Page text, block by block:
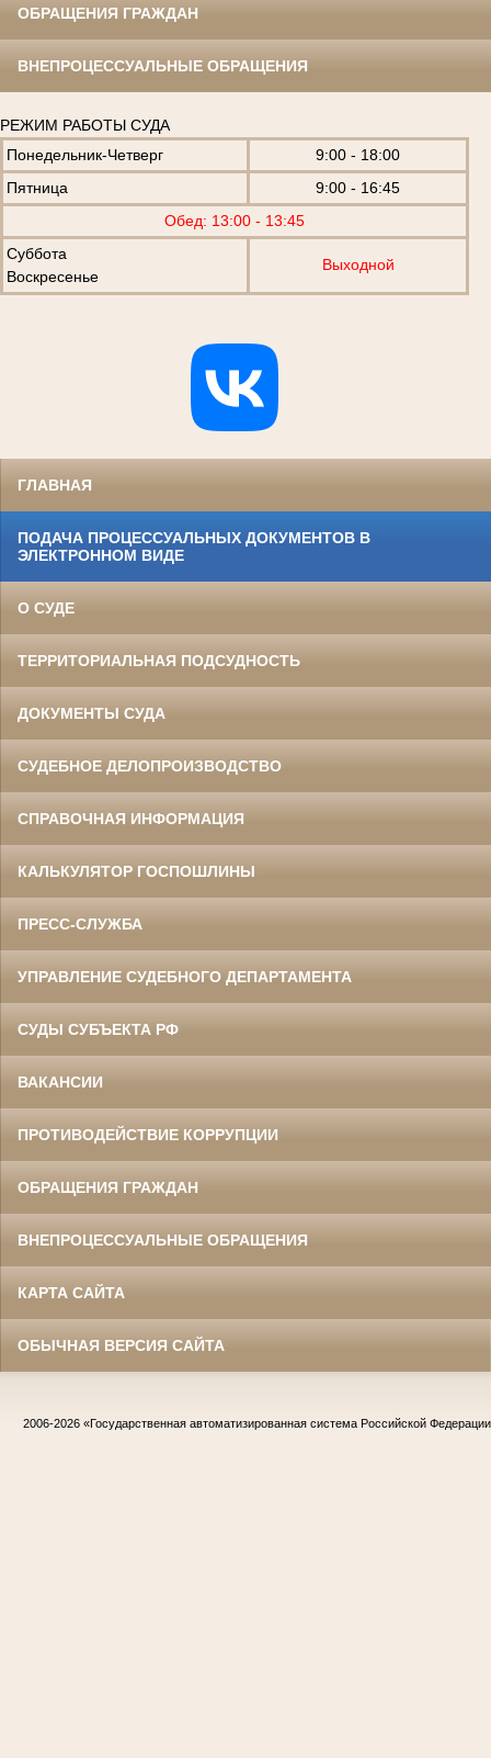
ОБРАЩЕНИЯ ГРАЖДАН
ВНЕПРОЦЕССУАЛЬНЫЕ ОБРАЩЕНИЯ
РЕЖИМ РАБОТЫ СУДА
Понедельник-Четверг
9:00 - 18:00
Пятница
9:00 - 16:45
Обед: 13:00 - 13:45
Суббота
Воскресенье
Выходной
ГЛАВНАЯ
ПОДАЧА ПРОЦЕССУАЛЬНЫХ ДОКУМЕНТОВ В
ЭЛЕКТРОННОМ ВИДЕ
О СУДЕ
ТЕРРИТОРИАЛЬНАЯ ПОДСУДНОСТЬ
ДОКУМЕНТЫ СУДА
СУДЕБНОЕ ДЕЛОПРОИЗВОДСТВО
СПРАВОЧНАЯ ИНФОРМАЦИЯ
КАЛЬКУЛЯТОР ГОСПОШЛИНЫ
ПРЕСС-СЛУЖБА
УПРАВЛЕНИЕ СУДЕБНОГО ДЕПАРТАМЕНТА
СУДЫ СУБЪЕКТА РФ
ВАКАНСИИ
ПРОТИВОДЕЙСТВИЕ КОРРУПЦИИ
ОБРАЩЕНИЯ ГРАЖДАН
ВНЕПРОЦЕССУАЛЬНЫЕ ОБРАЩЕНИЯ
КАРТА САЙТА
ОБЫЧНАЯ ВЕРСИЯ САЙТА
2006-2026 «Государственная автоматизированная система Российской